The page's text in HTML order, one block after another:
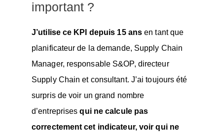
important ?
J’utilise ce KPI depuis 15 ans en tant que
planificateur de la demande, Supply Chain
Manager, responsable S&OP, directeur
Supply Chain et consultant. J’ai toujours été
surpris de voir un grand nombre
d’entreprises qui ne calcule pas
correctement cet indicateur, voir qui ne